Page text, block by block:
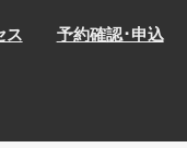
ス 予約確認･申込